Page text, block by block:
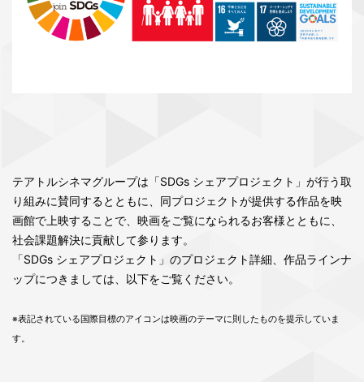
テアトルシネマグループは「SDGs シェアプロジェクト」が行う取
り組みに賛同するとともに、同プロジェクトが提供する作品を映
画館で上映することで、映画をご覧になられるお客様とともに、
社会課題解決に貢献して参ります。
「SDGs シェアプロジェクト」のプロジェクト詳細、作品ラインナ
ップにつきましては、以下をご覧ください。
※表記されている国際目標のアイコンは映画のテーマに則したものを提示していま
す。